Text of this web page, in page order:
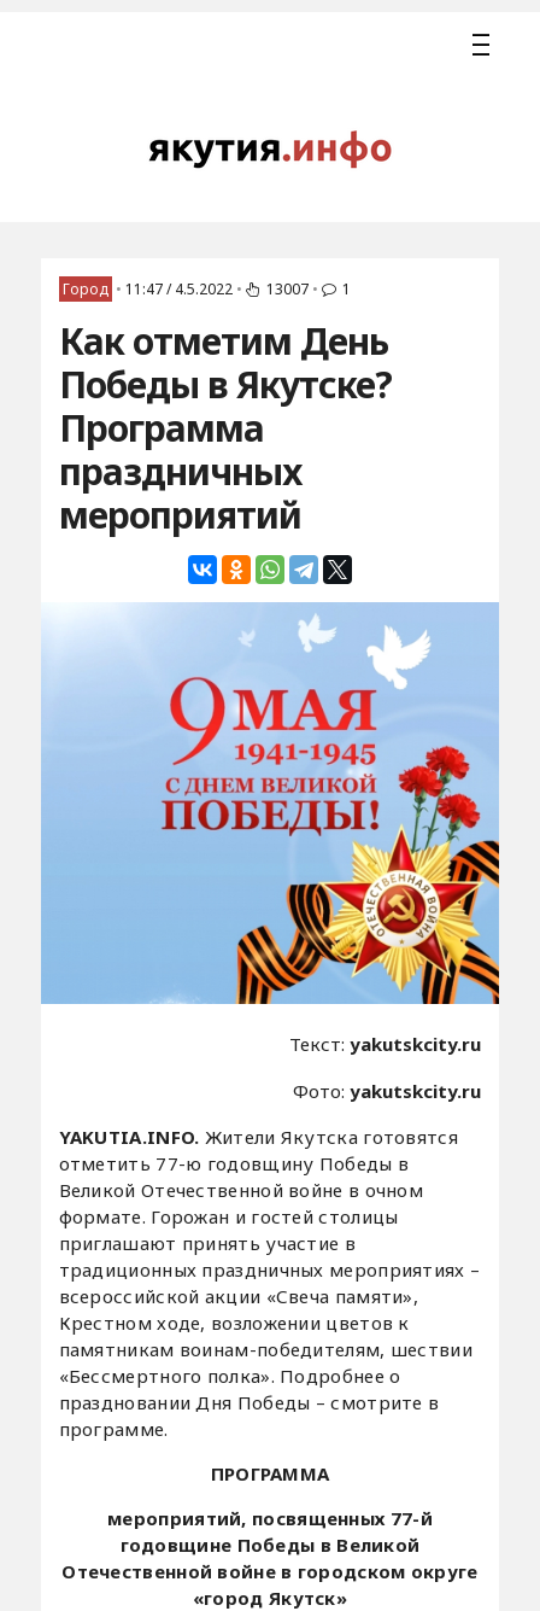
Город • 11:47 / 4.5.2022 • 13007 • 1
Как отметим День
Победы в Якутске?
Программа
праздничных
мероприятий
Текст:yakutskcity.ru
Фото:yakutskcity.ru
YAKUTIA.INFO. Жители Якутска готовятся
отметить 77-ю годовщину Победы в
Великой Отечественной войне в очном
формате. Горожан и гостей столицы
приглашают принять участие в
традиционных праздничных мероприятиях –
всероссийской акции «Свеча памяти»,
Крестном ходе, возложении цветов к
памятникам воинам-победителям, шествии
«Бессмертного полка». Подробнее о
праздновании Дня Победы – смотрите в
программе.
ПРОГРАММА
мероприятий, посвященных 77-й
годовщине Победы в Великой
Отечественной войне в городском округе
«город Якутск»